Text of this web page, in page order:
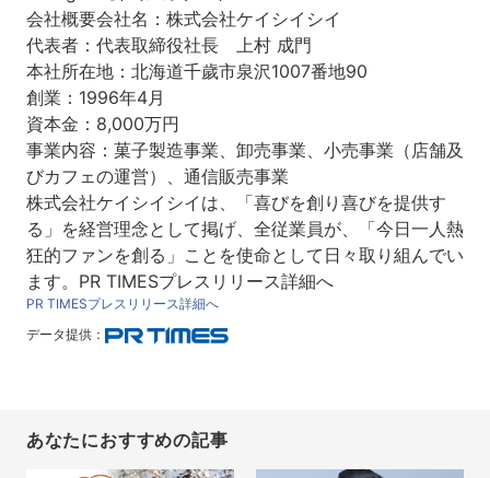
会社概要会社名：株式会社ケイシイシイ
代表者：代表取締役社長 上村 成門
本社所在地：北海道千歲市泉沢1007番地90
創業：1996年4月
資本金：8,000万円
事業内容：菓子製造事業、卸売事業、小売事業（店舗及
びカフェの運営）、通信販売事業
株式会社ケイシイシイは、「喜びを創り喜びを提供す
る」を経営理念として掲げ、全従業員が、「今日一人熱
狂的ファンを創る」ことを使命として日々取り組んでい
ます。PR TIMESプレスリリース詳細へ
PR TIMESプレスリリース詳細へ
データ提供：
あなたにおすすめの記事